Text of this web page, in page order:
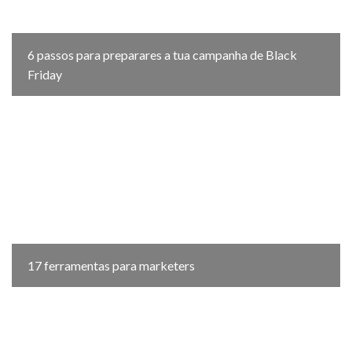
6 passos para preparares a tua campanha de Black
Friday
17 ferramentas para marketers